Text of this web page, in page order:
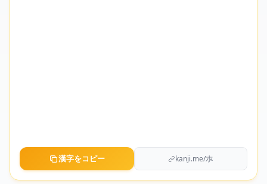
漢字をコピー kanji.me/㝳